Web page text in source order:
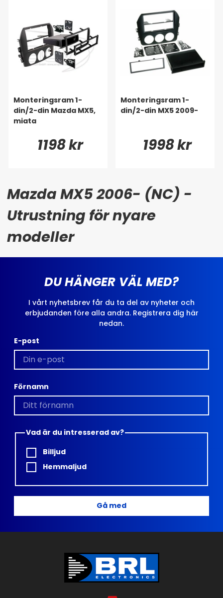
Monteringsram 1-
din/2-din Mazda MX5,
miata
1198 kr
Monteringsram 1-
din/2-din MX5 2009-
1998 kr
Mazda MX5 2006- (NC) -
Utrustning för nyare
modeller
DU HÄNGER VÄL MED?
I vårt nyhetsbrev får du ta del av nyheter och
erbjudanden före alla andra. Registrera dig här
nedan.
E-post
Förnamn
Vad är du intresserad av?
Billjud
Hemmaljud
Gå med